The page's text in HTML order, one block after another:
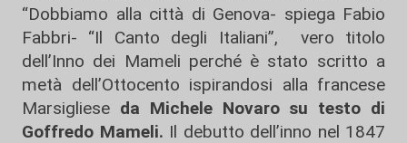
“Dobbiamo alla città di Genova- spiega Fabio
Fabbri- “Il Canto degli Italiani”, vero titolo
dell’Inno dei Mameli perché è stato scritto a
metà dell’Ottocento ispirandosi alla francese
Marsigliese da Michele Novaro su testo di
Goffredo Mameli. Il debutto dell’inno nel 1847